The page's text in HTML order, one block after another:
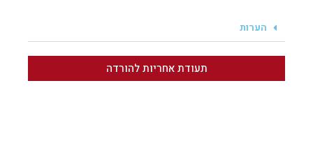
הערות
תעודת אחריות להורדה